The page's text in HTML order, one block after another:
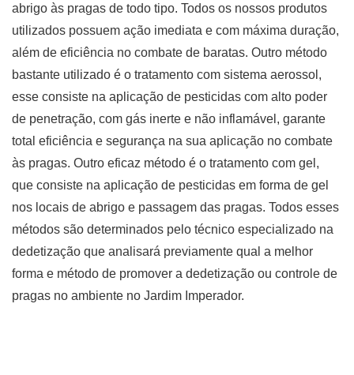
abrigo às pragas de todo tipo. Todos os nossos produtos
utilizados possuem ação imediata e com máxima duração,
além de eficiência no combate de baratas. Outro método
bastante utilizado é o tratamento com sistema aerossol,
esse consiste na aplicação de pesticidas com alto poder
de penetração, com gás inerte e não inflamável, garante
total eficiência e segurança na sua aplicação no combate
às pragas. Outro eficaz método é o tratamento com gel,
que consiste na aplicação de pesticidas em forma de gel
nos locais de abrigo e passagem das pragas. Todos esses
métodos são determinados pelo técnico especializado na
dedetização que analisará previamente qual a melhor
forma e método de promover a dedetização ou controle de
pragas no ambiente no Jardim Imperador.